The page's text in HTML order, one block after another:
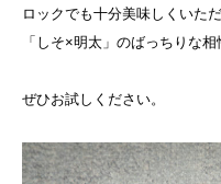
ロックでも十分美味しくいた
「しそ×明太」のばっちりな
ぜひお試しください。